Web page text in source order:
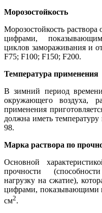
Морозостойкость
Морозостойкость раствора
цифрами,
циклов замораживания и
F75; F100; F150; F200.
Температура применения
В зимний период
окружающего воздуха,
применения
должна иметь
98.
Марка раствора по
Основной
прочности
нагрузку на сжатие),
цифрами, показывающими
см2.